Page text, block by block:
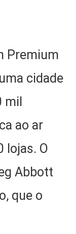
Premium
cidade
mil
ao ar
lojas. O
Abbott
que o